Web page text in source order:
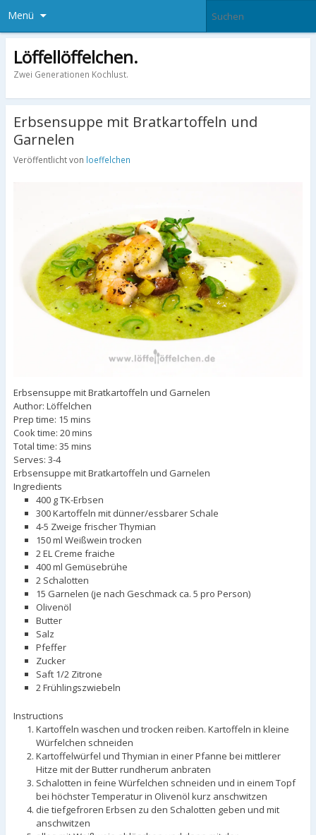
Menü
Löffellöffelchen.
Zwei Generationen Kochlust.
Erbsensuppe mit Bratkartoffeln und
Garnelen
Veröffentlicht von loeffelchen
Erbsensuppe mit Bratkartoffeln und Garnelen
Author: Löffelchen
Prep time: 15 mins
Cook time: 20 mins
Total time: 35 mins
Serves: 3-4
Erbsensuppe mit Bratkartoffeln und Garnelen
Ingredients
400 g TK-Erbsen
300 Kartoffeln mit dünner/essbarer Schale
4-5 Zweige frischer Thymian
150 ml Weißwein trocken
2 EL Creme fraiche
400 ml Gemüsebrühe
2 Schalotten
15 Garnelen (je nach Geschmack ca. 5 pro Person)
Olivenöl
Butter
Salz
Pfeffer
Zucker
Saft 1/2 Zitrone
2 Frühlingszwiebeln
Instructions
Kartoffeln waschen und trocken reiben. Kartoffeln in kleine
Würfelchen schneiden
Kartoffelwürfel und Thymian in einer Pfanne bei mittlerer
Hitze mit der Butter rundherum anbraten
Schalotten in feine Würfelchen schneiden und in einem Topf
bei höchster Temperatur in Olivenöl kurz anschwitzen
die tiefgefroren Erbsen zu den Schalotten geben und mit
anschwitzen